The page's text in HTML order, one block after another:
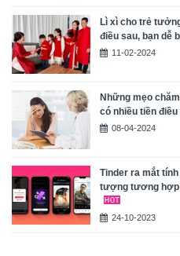
Lì xì cho trẻ
điều sau, bạn dễ
11-02-2024
Những mẹo
có nhiều tiền
08-04-2024
Tinder ra mắt tính
tượng tương hợp
24-10-2023